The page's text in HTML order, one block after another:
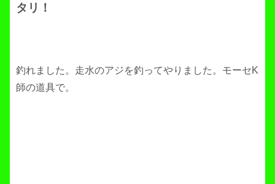
タリ！
釣れました。走水のアジを釣ってやりました。モーセK
師の道具で。